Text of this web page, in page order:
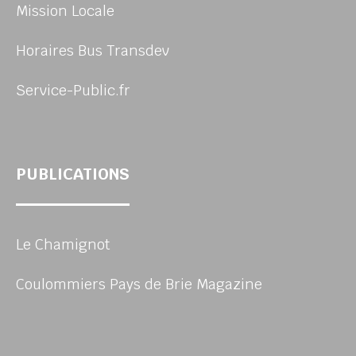
Mission Locale
Horaires Bus Transdev
Service-Public.fr
PUBLICATIONS
Le Chamignot
Coulommiers Pays de Brie Magazine